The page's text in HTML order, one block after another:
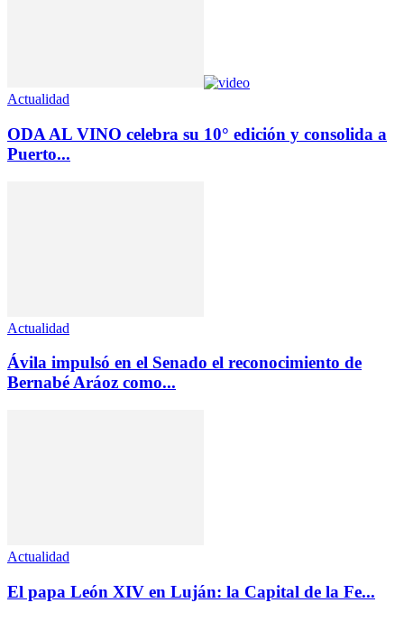
Actualidad
ODA AL VINO celebra su 10° edición y consolida a
Puerto...
Actualidad
Ávila impulsó en el Senado el reconocimiento de
Bernabé Aráoz como...
Actualidad
El papa León XIV en Luján: la Capital de la Fe...